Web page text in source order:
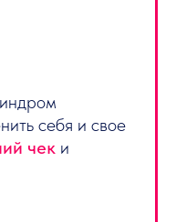
себя и свое
чек и